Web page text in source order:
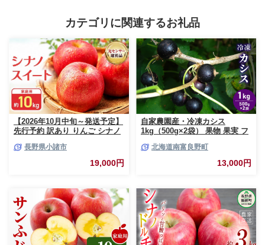
カテゴリに関連するお礼品
【2026年10月中旬～発送予定】
先行予約 訳あり りんご シナノ
庭用 フルーツ 果物 甘い 訳あり
長野県小諸市
19,000円
自家農園産・冷凍カシス
1kg（500g×2袋） 果物 果実 フ
北海道南富良野町
13,000円